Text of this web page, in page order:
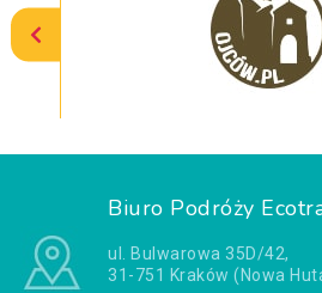
Biuro Podróży
ul. Bulwarowa 35D/42,
31-751 Kraków (Nowa